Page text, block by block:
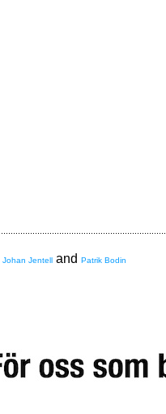
Johan Jentell and Patrik Bodin